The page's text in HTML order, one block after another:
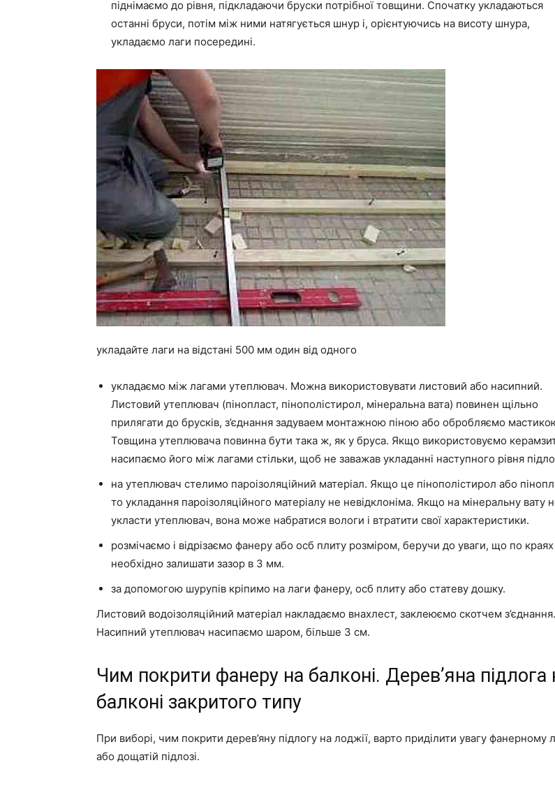
піднімаємо до рівня, підкладаючи бруски потрібної товщини. Спочатку укладаються
останні бруси, потім між ними натягується шнур і, орієнтуючись на висоту шнура,
укладаємо лаги посередині.
укладайте лаги на відстані 500 мм один від одного
укладаємо між лагами утеплювач. Можна використовувати листовий або насипний.
Листовий утеплювач (пінопласт, пінополістирол, мінеральна вата) повинен щільно
прилягати до брусків, з’єднання задуваем монтажною піною або обробляємо
Товщина утеплювача повинна бути така ж, як у бруса. Якщо використовуємо
насипаємо його між лагами стільки, щоб не заважав укладанні наступного рівня
на утеплювач стелимо пароізоляційний матеріал. Якщо це пінополістирол або
то укладання пароізоляційного матеріалу не невідклоніма. Якщо на мінеральну вату
укласти утеплювач, вона може набратися вологи і втратити свої характеристики.
розмічаємо і відрізаємо фанеру або осб плиту розміром, беручи до уваги, що по краях
необхідно залишати зазор в 3 мм.
за допомогою шурупів кріпимо на лаги фанеру, осб плиту або статеву дошку.
Листовий водоізоляційний матеріал накладаємо внахлест, заклеюємо скотчем з’єднання.
Насипний утеплювач насипаємо шаром, більше 3 см.
Чим покрити фанеру на балконі. Дерев’яна підлога
балконі закритого типу
При виборі, чим покрити дерев’яну підлогу на лоджії, варто приділити увагу фанерному
або дощатій підлозі.